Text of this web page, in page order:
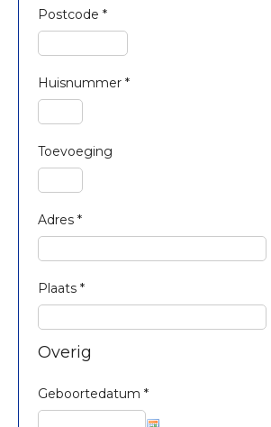
Postcode *
Huisnummer *
Toevoeging
Adres *
Plaats *
Overig
Geboortedatum *